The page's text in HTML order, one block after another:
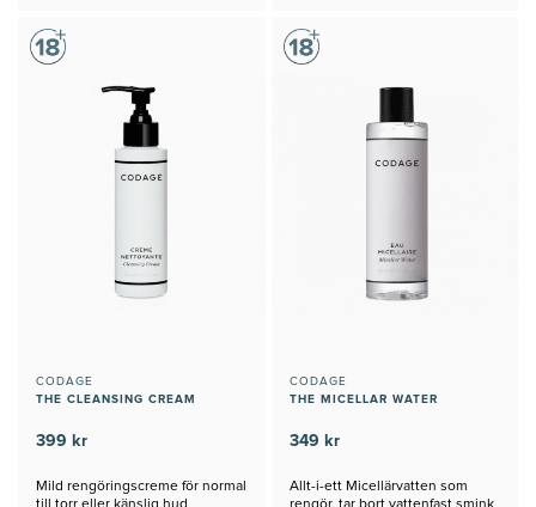
CODAGE
THE CLEANSING CREAM
399 kr
Mild rengöringscreme för normal
CODAGE
THE MICELLAR WATER
349 kr
Allt-i-ett Micellärvatten som